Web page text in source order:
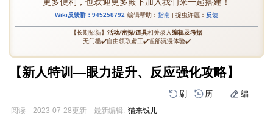
Wiki反馈群：945258792 编辑帮助： 指南 | 捉虫许愿： 反馈
【长期招新】 活动/密探/道具相关录入编辑及考据
无门槛✔️自由领取鸢工✔️雀部沉浸体验✔️
【新人特训—眼力提升、反应强化攻略】
刷 历 编
阅读 2023-07-28更新 最新编辑: 猫来钱儿